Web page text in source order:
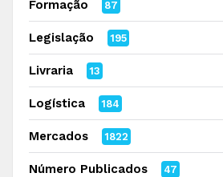
Formação 87
Legislação 195
Livraria 13
Logística 184
Mercados 1822
Número Publicados 47